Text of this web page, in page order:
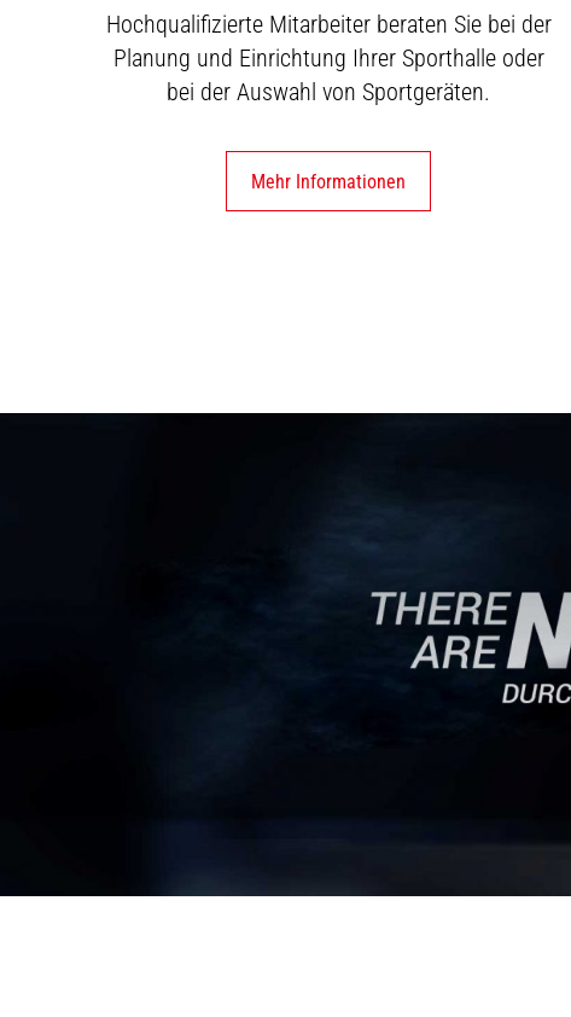
Hochqualifizierte Mitarbeiter beraten Sie bei der
Planung und Einrichtung Ihrer Sporthalle oder
bei der Auswahl von Sportgeräten.
Mehr Informationen